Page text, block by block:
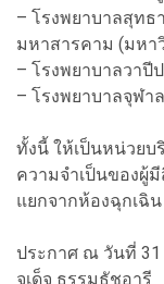
– โรงพยาบาลสุท
มหาสารคาม (มหา
– โรงพยาบาลวาปี
– โรงพยาบาลจุฬ
ทั้งนี้ ให้เป็นหน่วยบ
ความจำเป็นของผู้
แยกจากห้องฉุกเฉิน
ประกาศ ณ วันที่ 31
จเด็จ ธรรมธัชอารี